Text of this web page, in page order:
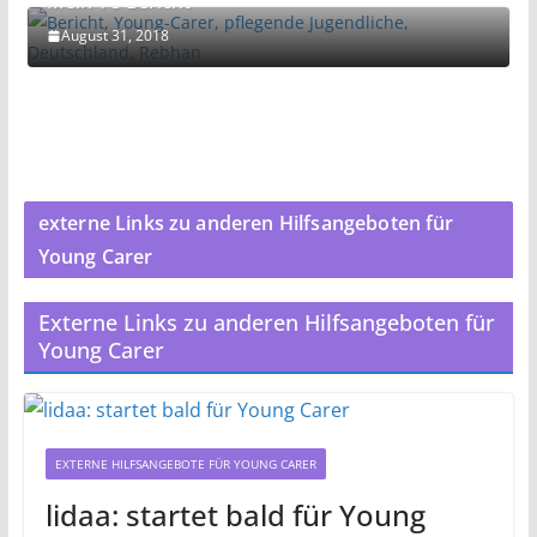
August 31, 2018
externe Links zu anderen Hilfsangeboten für
Young Carer
Externe Links zu anderen Hilfsangeboten für
Young Carer
EXTERNE HILFSANGEBOTE FÜR YOUNG CARER
lidaa: startet bald für Young